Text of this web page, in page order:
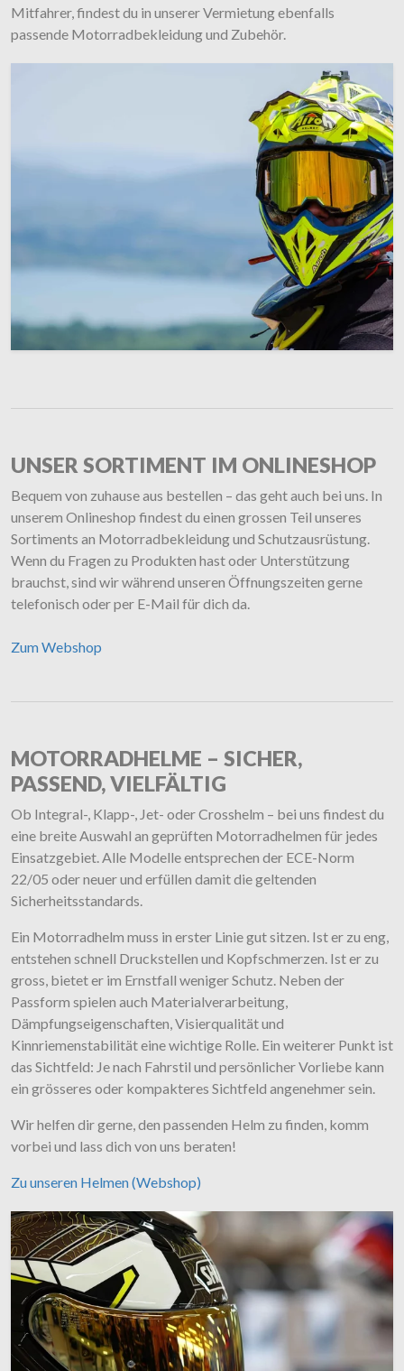
Mitfahrer, findest du in unserer Vermietung ebenfalls
passende Motorradbekleidung und Zubehör.
UNSER SORTIMENT IM ONLINESHOP
Bequem von zuhause aus bestellen – das geht auch bei uns. In
unserem Onlineshop findest du einen grossen Teil unseres
Sortiments an Motorradbekleidung und Schutzausrüstung.
Wenn du Fragen zu Produkten hast oder Unterstützung
brauchst, sind wir während unseren Öffnungszeiten gerne
telefonisch oder per E-Mail für dich da.
Zum Webshop
MOTORRADHELME – SICHER,
PASSEND, VIELFÄLTIG
Ob Integral-, Klapp-, Jet- oder Crosshelm – bei uns findest du
eine breite Auswahl an geprüften Motorradhelmen für jedes
Einsatzgebiet. Alle Modelle entsprechen der ECE-Norm
22/05 oder neuer und erfüllen damit die geltenden
Sicherheitsstandards.
Ein Motorradhelm muss in erster Linie gut sitzen. Ist er zu eng,
entstehen schnell Druckstellen und Kopfschmerzen. Ist er zu
gross, bietet er im Ernstfall weniger Schutz. Neben der
Passform spielen auch Materialverarbeitung,
Dämpfungseigenschaften, Visierqualität und
Kinnriemenstabilität eine wichtige Rolle. Ein weiterer Punkt ist
das Sichtfeld: Je nach Fahrstil und persönlicher Vorliebe kann
ein grösseres oder kompakteres Sichtfeld angenehmer sein.
Wir helfen dir gerne, den passenden Helm zu finden, komm
vorbei und lass dich von uns beraten!
Zu unseren Helmen (Webshop)